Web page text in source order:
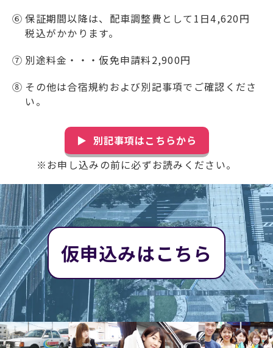
⑥ 保証期間以降は、配車調整費として1日4,620円
税込がかかります。
⑦ 別途料金・・・仮免申請料2,900円
⑧ その他は合宿規約および別記事項でご確認くださ
い。
別記事項はこちらから
※お申し込みの前に必ずお読みください。
仮申込みはこちら